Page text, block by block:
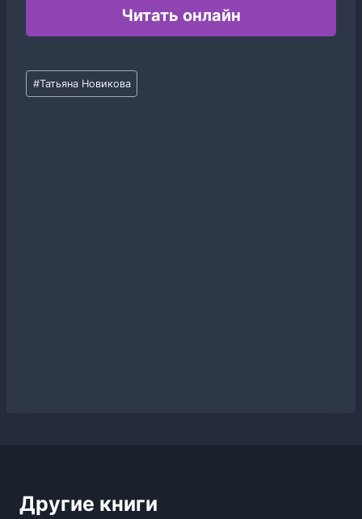
Читать онлайн
Метки
записи:
#Татьяна Новикова
Другие книги